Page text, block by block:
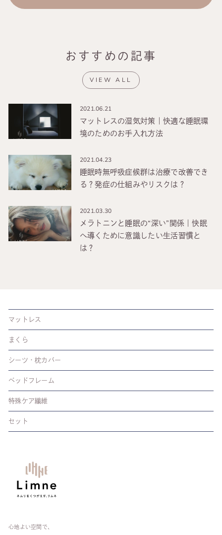
おすすめの記事
VIEW ALL
2021.06.21
マットレスの湿気対策｜快適な睡眠環
境のためのお手入れ方法
2021.04.23
睡眠時無呼吸症候群は治療で改善でき
る？発症の仕組みやリスクは？
2021.03.30
メラトニンと睡眠の“深い”関係｜快眠
へ導くために意識したい生活習慣と
は？
心地よい空間で、
マットレス
まくら
シーツ・枕カバー
ベッドフレーム
特殊ケア繊維
セット